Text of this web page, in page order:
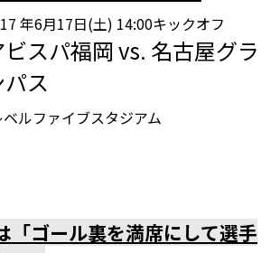
年6月17日(土) 14:00キックオフ
ビスパ福岡 vs. 名古屋グラ
パス
ベルファイブスタジアム
ゴール裏を満席にして選手